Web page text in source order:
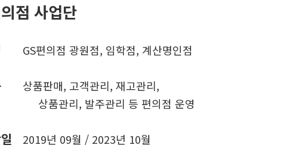
점 사업단
GS편의점 광원점, 임학점, 계산명인점
상품판매, 고객관리, 재고관리,
상품관리, 발주관리 등 편의점 운영
2019년 09월 / 2023년 10월